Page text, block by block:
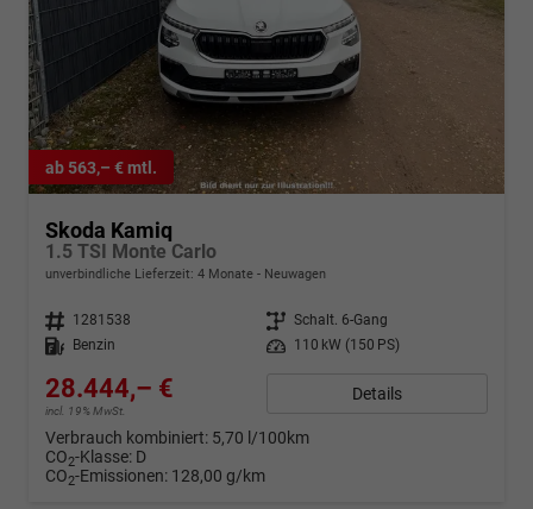
ab 563,– € mtl.
Skoda Kamiq
1.5 TSI Monte Carlo
unverbindliche Lieferzeit: 4 Monate Neuwagen
Fahrzeugnr. 1281538 Getriebe Schalt. 6-Gang
Kraftstoff
Benzin Leistung 110 kW (150 PS)
28.444,– €
incl. 19% MwSt.
Details
Verbrauch kombiniert: 5,70 l/100km
CO2-Klasse: D
CO2-Emissionen: 128,00 g/km